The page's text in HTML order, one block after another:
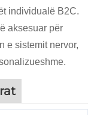
individualë B2C.
aksesuar për
e sistemit nervor,